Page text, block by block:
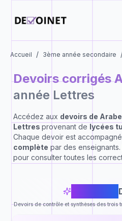
Accueil / 3ème année secondaire
Devoirs corrigés
année Lettres
Accédez aux devoirs de Arabe
Lettres provenant de lycées
Chaque devoir est
complète par des enseignants.
pour consulter toutes les
4
Devoirs de contrôle et synthèses des trois